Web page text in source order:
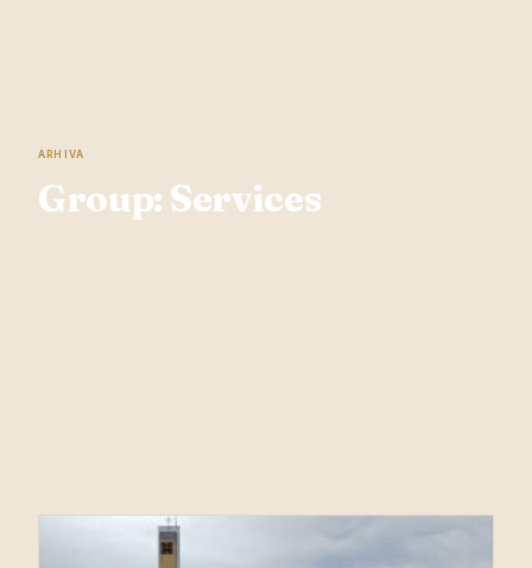
ARHIVA
Group: Services